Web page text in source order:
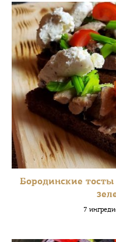
Бородинские
7